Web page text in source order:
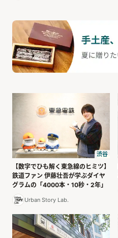
渋谷
【数字でひも解く東急線のヒミツ】
鉄道ファン 伊藤壮吾が学ぶダイヤ
グラムの「4000本・10秒・2年」
Urban Story Lab.